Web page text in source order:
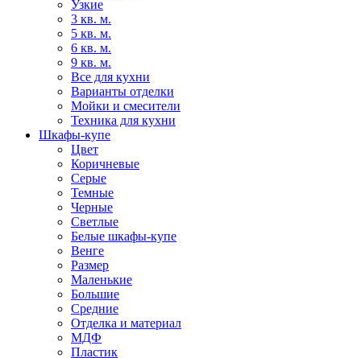
Узкие
3 кв. м.
5 кв. м.
6 кв. м.
9 кв. м.
Все для кухни
Варианты отделки
Мойки и смесители
Техника для кухни
Шкафы-купе
Цвет
Коричневые
Серые
Темные
Черные
Светлые
Белые шкафы-купе
Венге
Размер
Маленькие
Большие
Средние
Отделка и материал
МДФ
Пластик